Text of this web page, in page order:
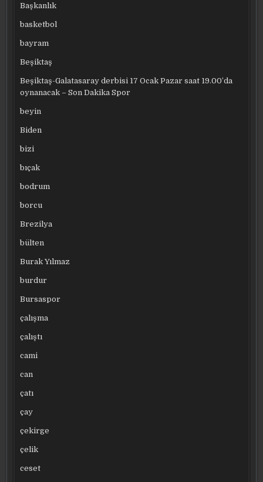
Başkanlık
basketbol
bayram
Beşiktaş
Beşiktaş-Galatasaray derbisi 17 Ocak Pazar saat 19.00’da
oynanacak – Son Dakika Spor
beyin
Biden
bizi
bıçak
bodrum
borcu
Brezilya
bülten
Burak Yılmaz
burdur
Bursaspor
çalışma
çalıştı
cami
can
çatı
çay
çekirge
çelik
ceset